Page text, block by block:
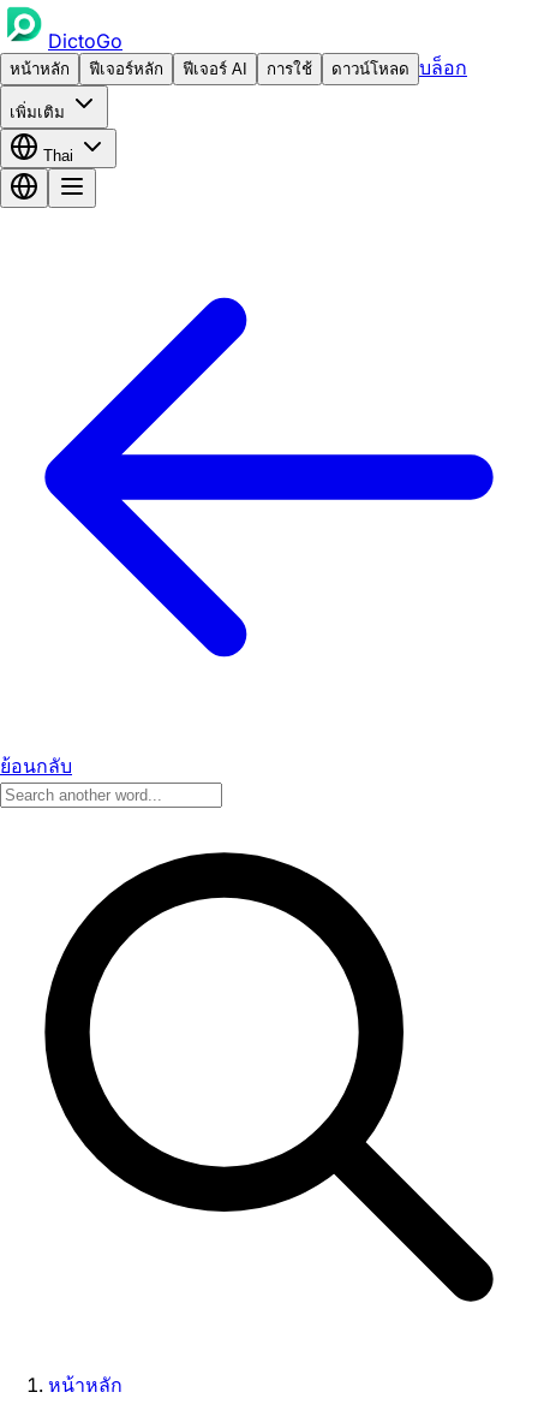
DictoGo
หน้าหลัก ฟีเจอร์หลัก ฟีเจอร์ AI การใช้ ดาวน์โหลด บล็อก
เพิ่มเติม
Thai
ย้อนกลับ
หน้าหลัก